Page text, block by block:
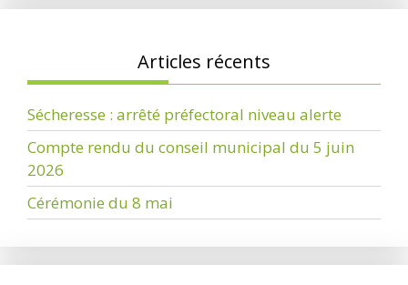
Articles récents
Sécheresse : arrêté préfectoral niveau alerte
Compte rendu du conseil municipal du 5 juin
2026
Cérémonie du 8 mai